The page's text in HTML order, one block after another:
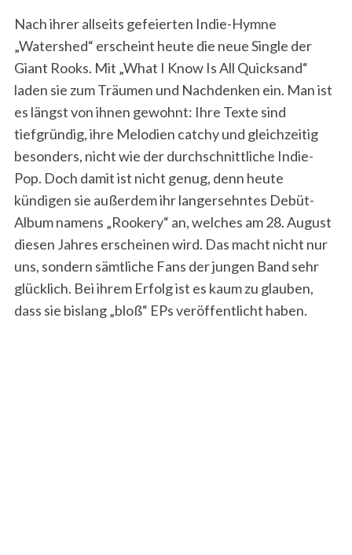
Nach ihrer allseits gefeierten Indie-Hymne
„Watershed“ erscheint heute die neue Single der
Giant Rooks. Mit „What I Know Is All Quicksand“
laden sie zum Träumen und Nachdenken ein. Man ist
es längst von ihnen gewohnt: Ihre Texte sind
tiefgründig, ihre Melodien catchy und gleichzeitig
besonders, nicht wie der durchschnittliche Indie-
Pop. Doch damit ist nicht genug, denn heute
kündigen sie außerdem ihr langersehntes Debüt-
Album namens „Rookery“ an, welches am 28. August
diesen Jahres erscheinen wird. Das macht nicht nur
uns, sondern sämtliche Fans der jungen Band sehr
glücklich. Bei ihrem Erfolg ist es kaum zu glauben,
dass sie bislang „bloß“ EPs veröffentlicht haben.